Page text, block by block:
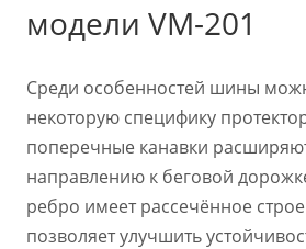
модели VM-201
Среди особенностей шины
некоторую специфику
поперечные канавки
направлению к беговой
ребро имеет рассечённое
позволяет улучшить